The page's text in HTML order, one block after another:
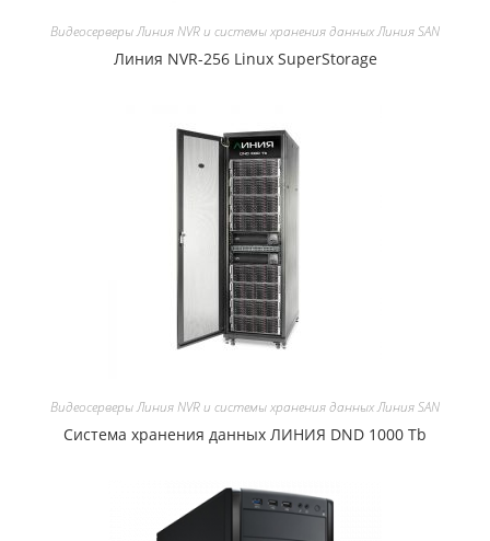
Видеосерверы Линия NVR и системы хранения данных Линия SAN
Линия NVR-256 Linux SuperStorage
Видеосерверы Линия NVR и системы хранения данных Линия SAN
Система хранения данных ЛИНИЯ DND 1000 Tb